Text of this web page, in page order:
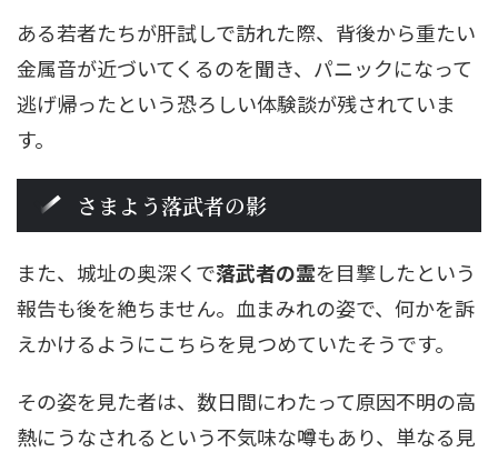
ある若者たちが肝試しで訪れた際、背後から重たい
金属音が近づいてくるのを聞き、パニックになって
逃げ帰ったという恐ろしい体験談が残されていま
す。
さまよう落武者の影
また、城址の奥深くで落武者の霊を目撃したという
報告も後を絶ちません。血まみれの姿で、何かを訴
えかけるようにこちらを見つめていたそうです。
その姿を見た者は、数日間にわたって原因不明の高
熱にうなされるという不気味な噂もあり、単なる見